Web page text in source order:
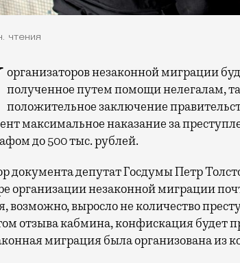
чтения
полученное путем помощи нелегалам,
положительное заключение
максимальное наказание за
до 500 тыс. рублей.
документа депутат Госдумы Петр
организации незаконной миграции
возможно, выросло не количество
отзыва кабмина, конфискация будет
миграция была организована из